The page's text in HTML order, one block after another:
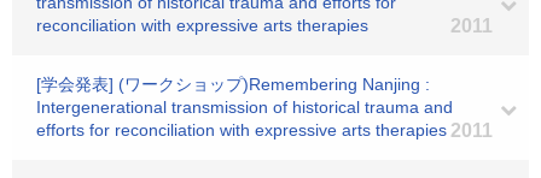
reconciliation with expressive arts therapies
2011
[学会発表] (ワークショップ)Remembering Nanjing :
Intergenerational transmission of historical trauma and
efforts for reconciliation with expressive arts therapies 2011